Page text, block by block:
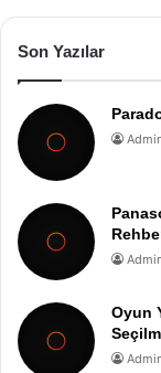
Son Yazılar
Oyun